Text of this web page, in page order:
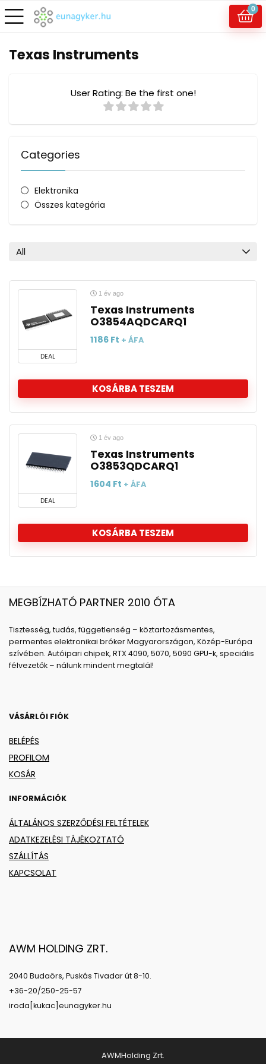
0
Texas Instruments
User Rating: Be the first one!
Categories
Elektronika
Összes kategória
All
DEAL
1 év ago
Texas Instruments
O3854AQDCARQ1
1186 Ft + ÁFA
KOSÁRBA TESZEM
DEAL
1 év ago
Texas Instruments
O3853QDCARQ1
1604 Ft + ÁFA
KOSÁRBA TESZEM
MEGBÍZHATÓ PARTNER 2010 ÓTA
Tisztesség, tudás, függetlenség – köztartozásmentes,
permentes elektronikai bróker Magyarországon, Közép-Európa
szívében. Autóipari chipek, RTX 4090, 5070, 5090 GPU-k, speciális
félvezetők – nálunk mindent megtalál!
VÁSÁRLÓI FIÓK
BELÉPÉS
PROFILOM
KOSÁR
INFORMÁCIÓK
ÁLTALÁNOS SZERZŐDÉSI FELTÉTELEK
ADATKEZELÉSI TÁJÉKOZTATÓ
SZÁLLÍTÁS
KAPCSOLAT
AWM HOLDING ZRT.
2040 Budaörs, Puskás Tivadar út 8-10.
+36-20/250-25-57
iroda[kukac]eunagyker.hu
AWMHolding Zrt.